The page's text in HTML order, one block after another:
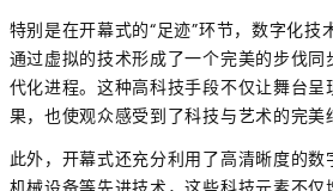
特别是在开幕式的“足迹”环节，数字化技
通过虚拟的技术形成了一个完美的步伐
代化进程。这种高科技手段不仅让舞台
果，也使观众感受到了科技与艺术的完美
此外，开幕式还充分利用了高清晰度的数